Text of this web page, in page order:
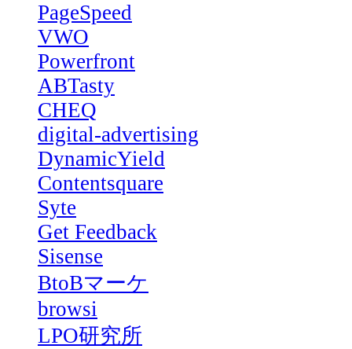
PageSpeed
VWO
Powerfront
ABTasty
CHEQ
digital-advertising
DynamicYield
Contentsquare
Syte
Get Feedback
Sisense
BtoBマーケ
browsi
LPO研究所